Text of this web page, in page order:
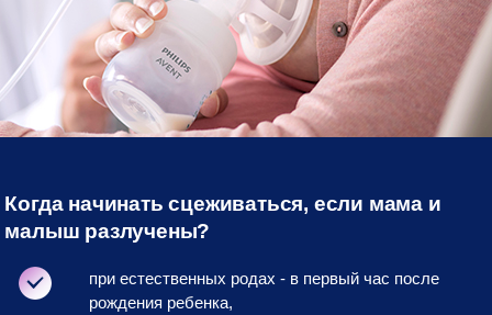
Когда начинать сцеживаться, если мама и
малыш разлучены?
при естественных родах - в первый час после
рождения ребенка,